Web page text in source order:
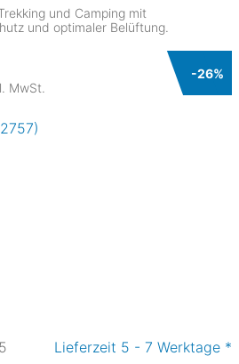
und Camping mit
und optimaler Belüftung.
MwSt.
-26%
Lieferzeit 5 - 7 Werktage *